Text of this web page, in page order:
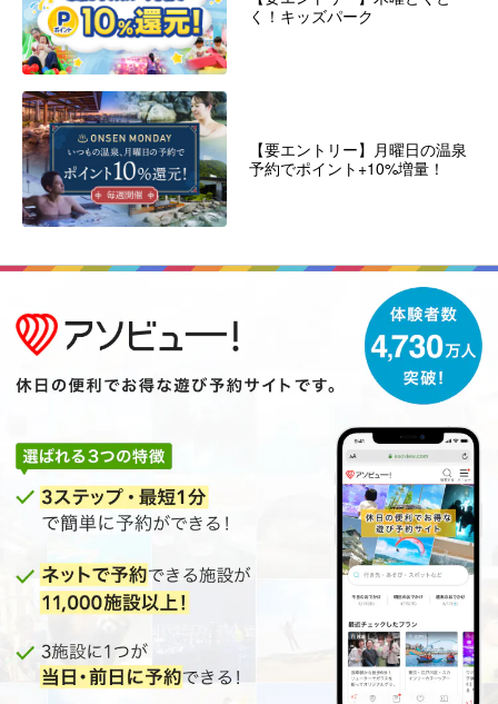
く！キッズパーク
【要エントリー】月曜日の温泉
予約でポイント+10%増量！